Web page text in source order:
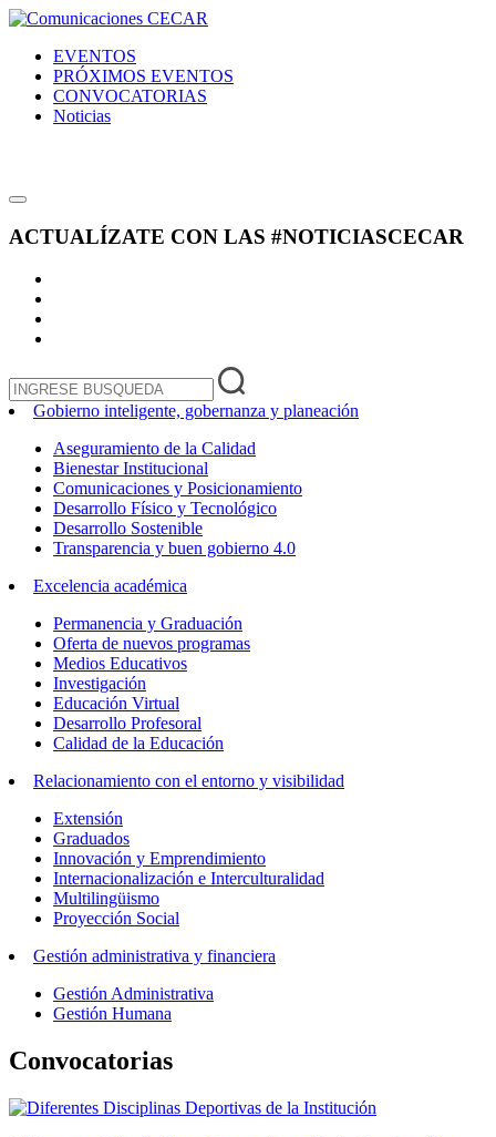
EVENTOS
PRÓXIMOS EVENTOS
CONVOCATORIAS
Noticias
ACTUALÍZATE CON LAS #NOTICIASCECAR
Gobierno inteligente, gobernanza y planeación
Aseguramiento de la Calidad
Bienestar Institucional
Comunicaciones y Posicionamiento
Desarrollo Físico y Tecnológico
Desarrollo Sostenible
Transparencia y buen gobierno 4.0
Excelencia académica
Permanencia y Graduación
Oferta de nuevos programas
Medios Educativos
Investigación
Educación Virtual
Desarrollo Profesoral
Calidad de la Educación
Relacionamiento con el entorno y visibilidad
Extensión
Graduados
Innovación y Emprendimiento
Internacionalización e Interculturalidad
Multilingüismo
Proyección Social
Gestión administrativa y financiera
Gestión Administrativa
Gestión Humana
Convocatorias